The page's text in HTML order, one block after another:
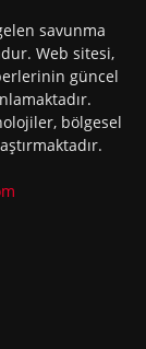
savunma
Web sitesi,
güncel
bölgesel